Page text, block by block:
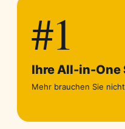
#1
Ihre All-in-One
Mehr brauchen Sie